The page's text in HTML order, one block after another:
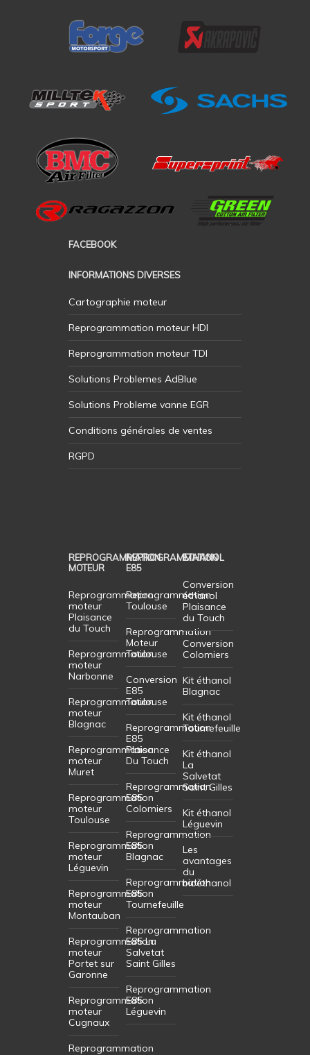
FACEBOOK
INFORMATIONS DIVERSES
Cartographie moteur
Reprogrammation moteur HDI
Reprogrammation moteur TDI
Solutions Problemes AdBlue
Solutions Probleme vanne EGR
Conditions générales de ventes
RGPD
REPROGRAMMATION
MOTEUR
Reprogrammation
moteur
Plaisance
du Touch
Reprogrammation
moteur
Narbonne
Reprogrammation
moteur
Blagnac
Reprogrammation
moteur
Muret
Reprogrammation
moteur
Toulouse
Reprogrammation
moteur
Léguevin
Reprogrammation
moteur
Montauban
Reprogrammation
moteur
Portet sur
Garonne
Reprogrammation
moteur
Cugnaux
Reprogrammation
REPROGRAMMATION
E85
Reprogrammation
Toulouse
Reprogrammation
Moteur
Toulouse
Conversion
E85
Toulouse
Reprogrammation
E85
Plaisance
Du Touch
Reprogrammation
E85
Colomiers
Reprogrammation
E85
Blagnac
Reprogrammation
E85
Tournefeuille
Reprogrammation
E85 La
Salvetat
Saint Gilles
Reprogrammation
E85
Léguevin
ETHANOL
Conversion
éthanol
Plaisance
du Touch
Conversion
Colomiers
Kit éthanol
Blagnac
Kit éthanol
Tournefeuille
Kit éthanol
La
Salvetat
Saint Gilles
Kit éthanol
Léguevin
Les
avantages
du
bioéthanol